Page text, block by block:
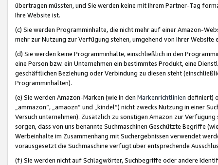
übertragen müssten, und Sie werden keine mit Ihrem Partner-Tag
Ihre Website ist.
(c) Sie werden Programminhalte, die nicht mehr auf einer Amazon-
mehr zur Nutzung zur Verfügung stehen, umgehend von Ihrer
(d) Sie werden keine Programminhalte, einschließlich in den
eine Person bzw. ein Unternehmen ein bestimmtes Produkt, eine
geschäftlichen Beziehung oder Verbindung zu diesen steht
Programminhalten).
(e) Sie werden Amazon-Marken (wie in den Markenrichtlinien definiert)
„ammazon“, „amaozn“ und „kindel“) nicht zwecks Nutzung in einer
Versuch unternehmen). Zusätzlich zu sonstigen Amazon zur
sorgen, dass von uns benannte Suchmaschinen Geschützte Begriffe
Werbeinhalte im Zusammenhang mit Suchergebnissen verwendet
vorausgesetzt die Suchmaschine verfügt über entsprechende
(f) Sie werden nicht auf Schlagwörter, Suchbegriffe oder andere